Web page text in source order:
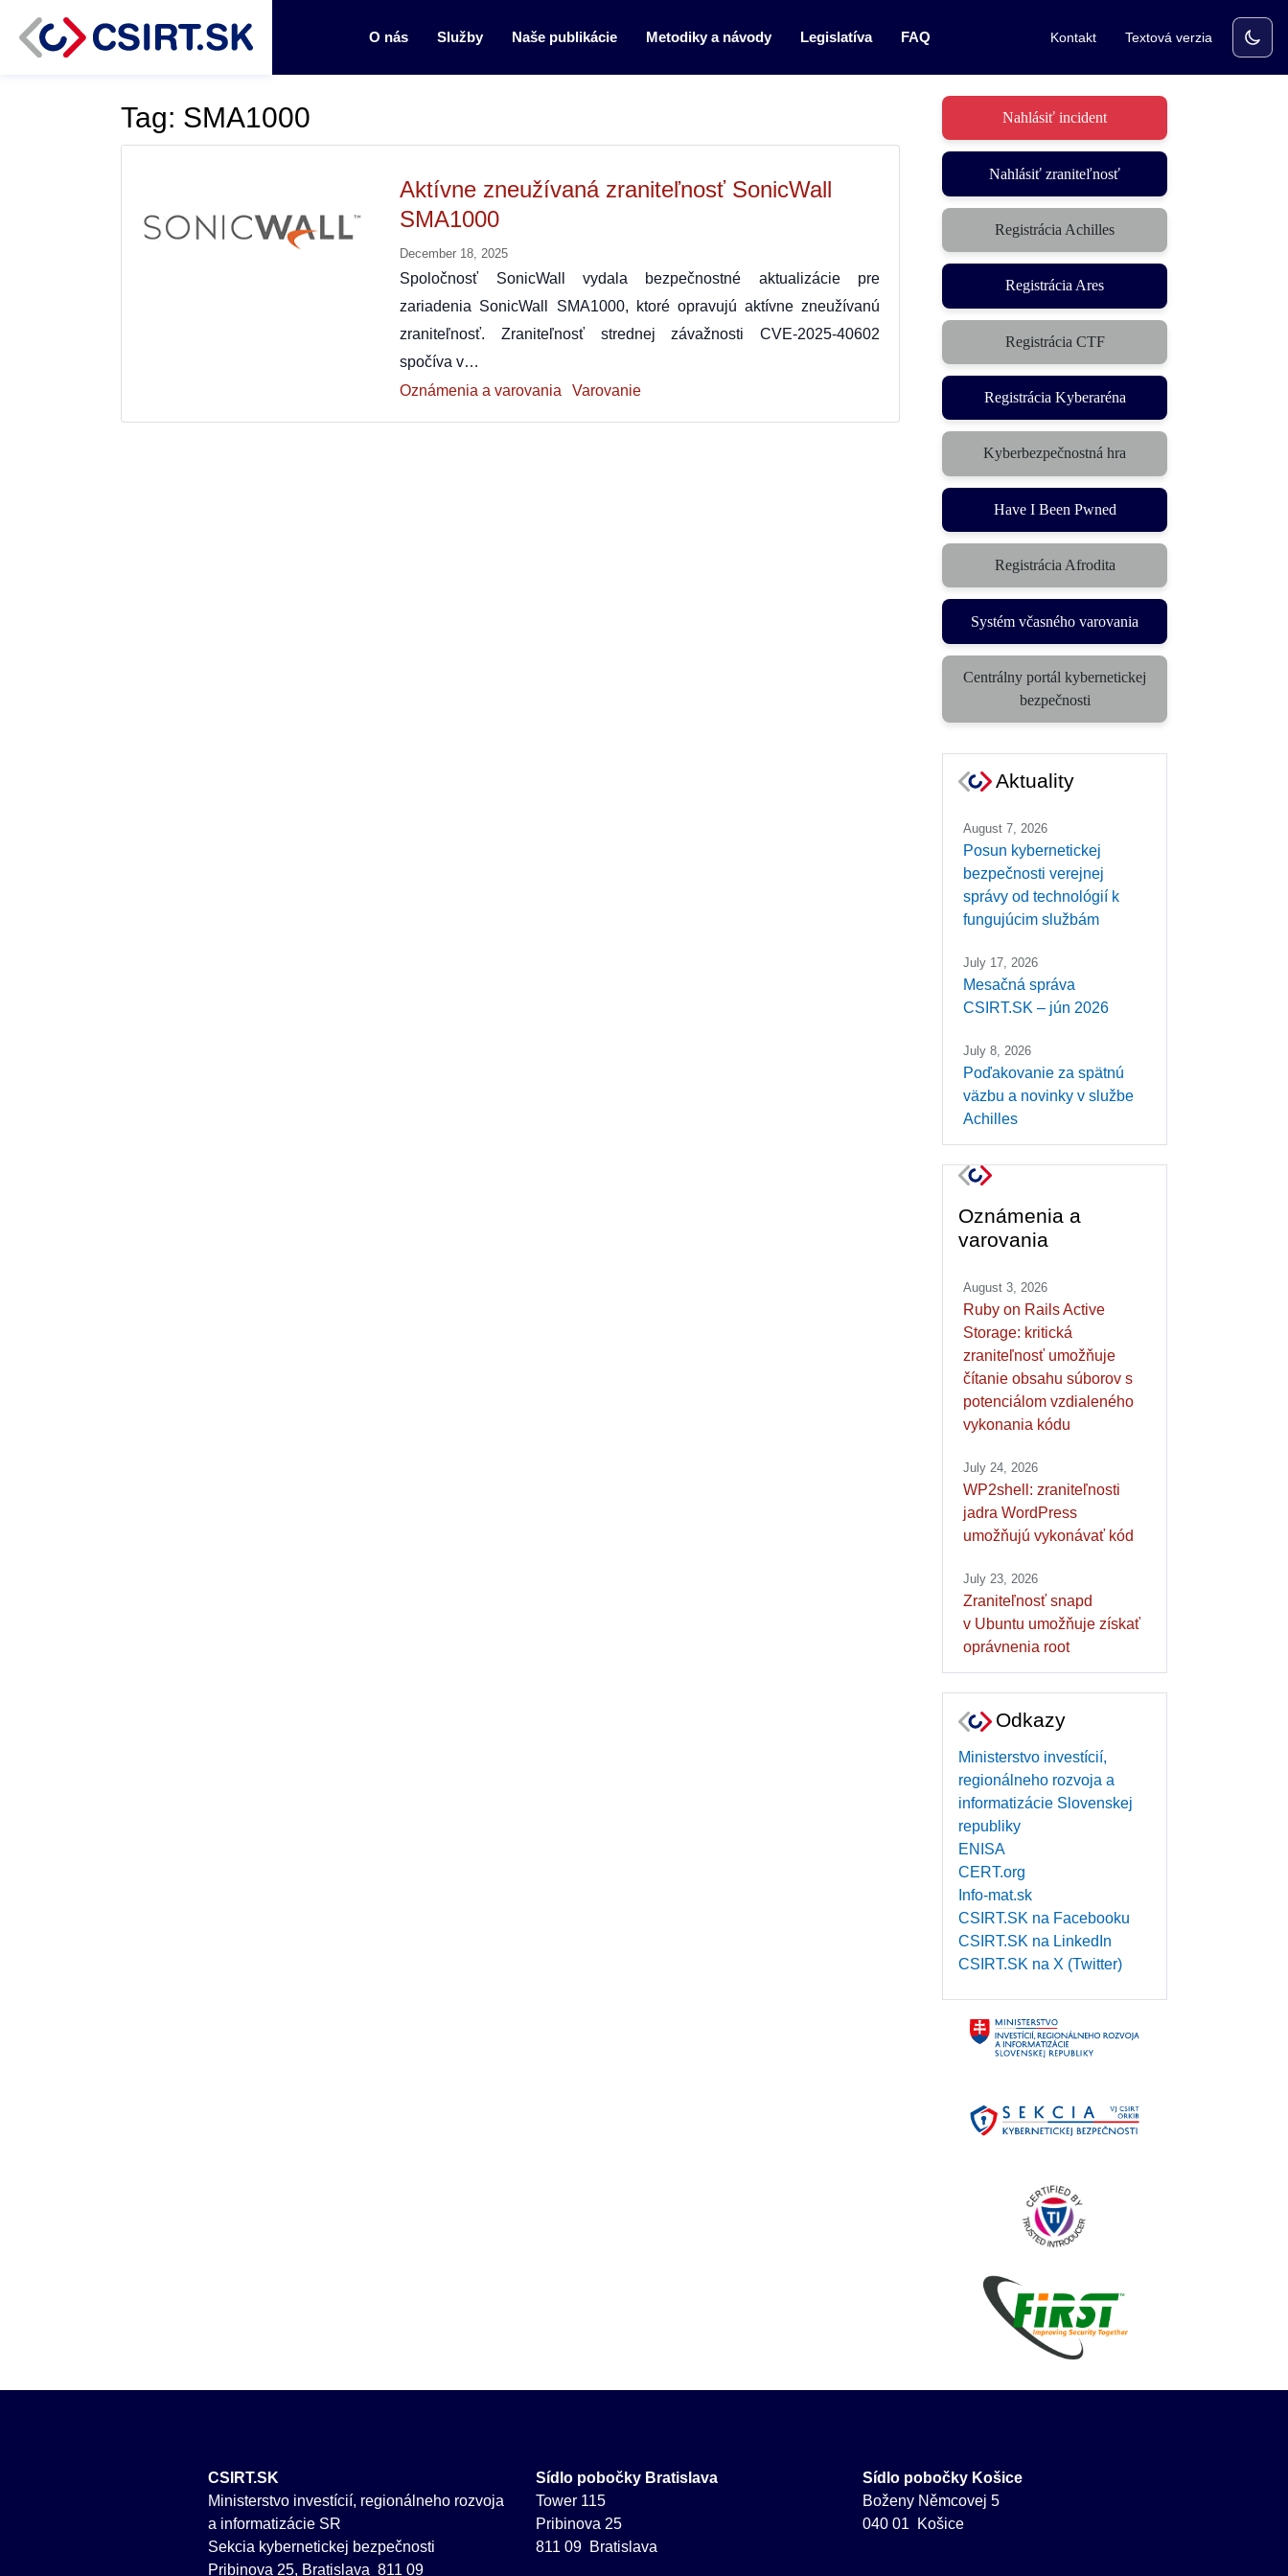
O nás Služby Naše publikácie Metodiky a návody Legislatíva FAQ Kontakt Textová verzia
Tag: SMA1000
Aktívne zneužívaná zraniteľnosť SonicWall
SMA1000
December 18, 2025
Spoločnosť SonicWall vydala bezpečnostné aktualizácie pre
zariadenia SonicWall SMA1000, ktoré opravujú aktívne zneužívanú
zraniteľnosť. Zraniteľnosť strednej závažnosti CVE‑2025‑40602
spočíva v…
Oznámenia a varovania
Varovanie
Nahlásiť incident
Nahlásiť zraniteľnosť
Registrácia Achilles
Registrácia Ares
Registrácia CTF
(otvorí sa v novom okne)
Registrácia Kyberaréna
Kyberbezpečnostná hra
(otvorí sa v novom okne)
Have I Been Pwned
Registrácia Afrodita
Systém včasného varovania
(otvorí sa v novom okne)
Centrálny portál kybernetickej
bezpečnosti(otvorí sa v novom okne)
Aktuality
August 7, 2026
Posun kybernetickej
bezpečnosti verejnej
správy od technológií k
fungujúcim službám
July 17, 2026
Mesačná správa
CSIRT.SK – jún 2026
July 8, 2026
Poďakovanie za spätnú
väzbu a novinky v službe
Achilles
Oznámenia a
varovania
August 3, 2026
Ruby on Rails Active
Storage: kritická
zraniteľnosť umožňuje
čítanie obsahu súborov s
potenciálom vzdialeného
vykonania kódu
July 24, 2026
WP2shell: zraniteľnosti
jadra WordPress
umožňujú vykonávať kód
July 23, 2026
Zraniteľnosť snapd
v Ubuntu umožňuje získať
oprávnenia root
Odkazy
Ministerstvo investícií,
regionálneho rozvoja a
informatizácie Slovenskej
republiky
ENISA
CERT.org
Info-mat.sk
CSIRT.SK na Facebooku
CSIRT.SK na LinkedIn
CSIRT.SK na X (Twitter)
CSIRT.SK
Ministerstvo investícií, regionálneho rozvoja
a informatizácie SR
Sekcia kybernetickej bezpečnosti
Pribinova 25, Bratislava 811 09
Sídlo pobočky Bratislava
Tower 115
Pribinova 25
811 09 Bratislava
Sídlo pobočky Košice
Boženy Němcovej 5
040 01 Košice